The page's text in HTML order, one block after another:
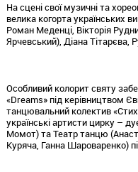
На сцені свої музичні та
велика когорта українських
Роман Меденці, Вікторія
Ярчевський), Діана Тітарєва,
Особливий колорит святу
«Dreams» під керівництвом
танцювальний колектив
українські артисти цирку –
Момот) та Театр танцю
Куряча, Ганна Шароваренко)